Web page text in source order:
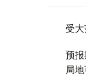
受
预
局